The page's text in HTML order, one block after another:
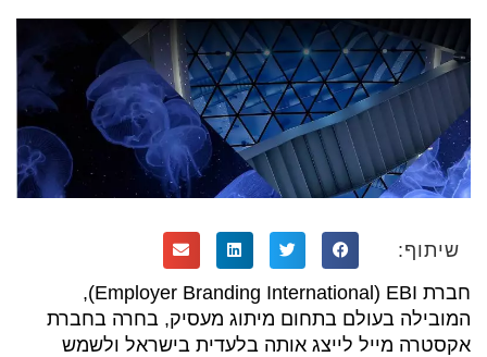
שיתוף:
חברת Employer Branding International) EBI),
המובילה בעולם בתחום מיתוג מעסיק, בחרה בחברת
אקסטרה מייל לייצג אותה בלעדית בישראל ולשמש